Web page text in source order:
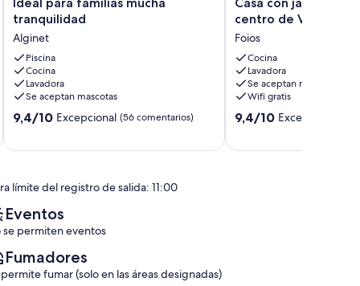
para
familias
mucha
tranquilidad
Alginet
tranquilidad
Alginet
Piscina
Cocina
Lavadora
Se aceptan mascotas
9.4
9,4/10 Excepcional (56 comentarios)
con
a
un
paso
del
centro
de
centro de Valencia
Foios
Cocina
Lavadora
Se aceptan mascotas
Wifi gratis
9.4
9,4/10 Excepcional
límite del registro de salida: 11:00
Eventos
se permiten eventos
Fumadores
fumar (solo en las áreas designadas)